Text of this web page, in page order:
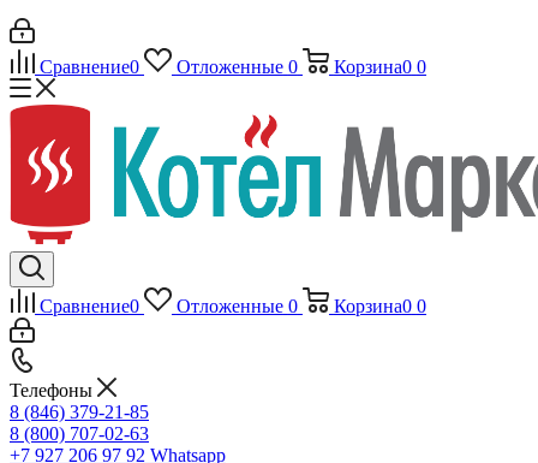
Сравнение0 Отложенные 0 Корзина0 0
Сравнение0 Отложенные 0 Корзина0 0
Телефоны
8 (846) 379-21-85
8 (800) 707-02-63
+7 927 206 97 92 Whatsapp